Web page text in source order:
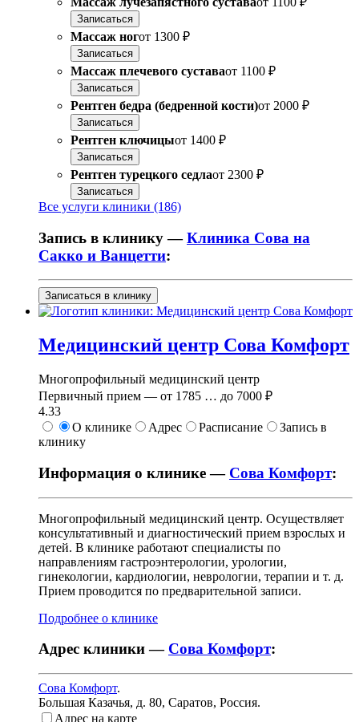
Записаться
Массаж ногот 1300 ₽
Записаться
Массаж плечевого суставаот 1100 ₽
Записаться
Рентген бедра (бедренной кости)от 2000 ₽
Записаться
Рентген ключицыот 1400 ₽
Записаться
Рентген турецкого седлаот 2300 ₽
Записаться
Все услуги клиники (186)
Запись в клинику —Клиника Сова на
Сакко и Ванцетти:
Записаться в клинику
Медицинский центр Сова Комфорт
Многопрофильный медицинский центр
Первичный прием — от 1785 … до 7000 ₽
4.33
О клинике
Адрес Расписание
Запись в
клинику
Информация о клинике — Сова Комфорт:
Многопрофильный медицинский центр. Осуществляет
консультативный и диагностический прием взрослых и
детей. В клинике работают специалисты по
направлениям гастроэнтерологии, урологии,
гинекологии, кардиологии, неврологии, терапии и т. д.
Прием проводится по предварительной записи.
Подробнее о клинике
Адрес клиники — Сова Комфорт:
Сова Комфорт.
Большая Казачья, д. 80, Саратов, Россия.
Адрес на карте